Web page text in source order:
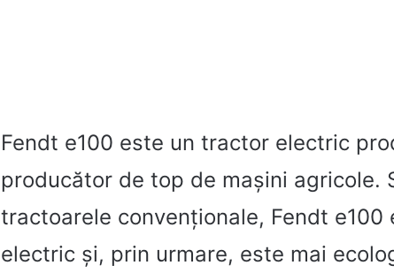
Fendt e100 este un tractor electric
producător de top de mașini agricole.
tractoarele convenționale, Fendt
electric și, prin urmare, este mai